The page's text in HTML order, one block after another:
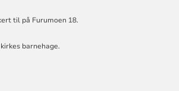
til på Furumoen 18.
barnehage.